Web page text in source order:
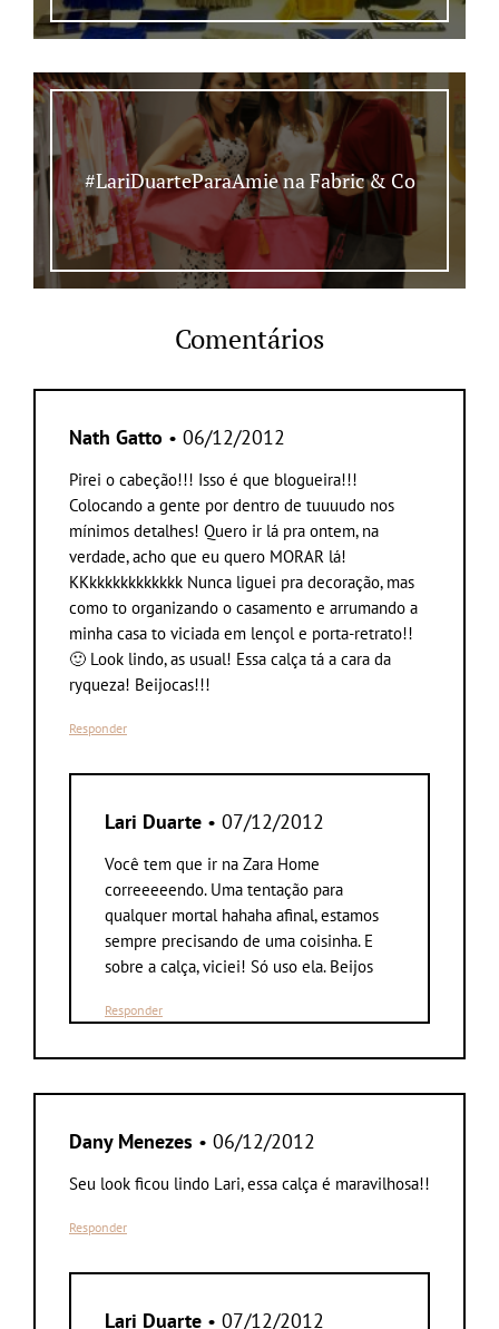
#LariDuarteParaAmie na Fabric & Co
Comentários
Nath Gatto • 06/12/2012
Pirei o cabeção!!! Isso é que blogueira!!!
Colocando a gente por dentro de tuuuudo nos
mínimos detalhes! Quero ir lá pra ontem, na
verdade, acho que eu quero MORAR lá!
KKkkkkkkkkkkkk Nunca liguei pra decoração, mas
como to organizando o casamento e arrumando a
minha casa to viciada em lençol e porta-retrato!!
🙂 Look lindo, as usual! Essa calça tá a cara da
ryqueza! Beijocas!!!
Responder
Lari Duarte • 07/12/2012
Você tem que ir na Zara Home
correeeeendo. Uma tentação para
qualquer mortal hahaha afinal, estamos
sempre precisando de uma coisinha. E
sobre a calça, viciei! Só uso ela. Beijos
Responder
Dany Menezes • 06/12/2012
Seu look ficou lindo Lari, essa calça é maravilhosa!!
Responder
Lari Duarte • 07/12/2012